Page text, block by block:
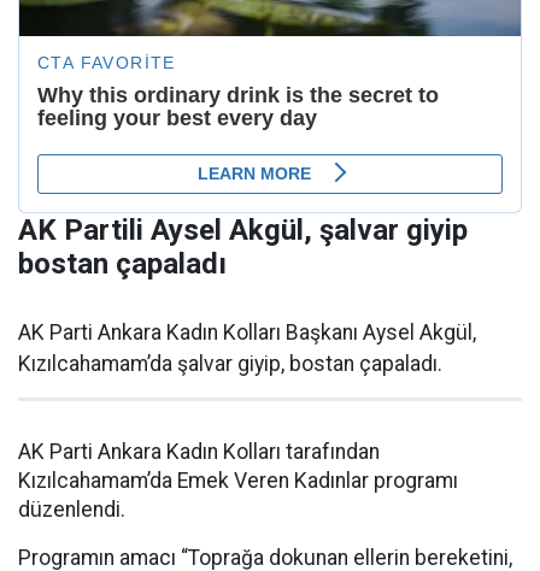
AK Partili Aysel Akgül, şalvar giyip
bostan çapaladı
AK Parti Ankara Kadın Kolları Başkanı Aysel Akgül,
Kızılcahamam’da şalvar giyip, bostan çapaladı.
AK Parti Ankara Kadın Kolları tarafından
Kızılcahamam’da Emek Veren Kadınlar programı
düzenlendi.
Programın amacı “Toprağa dokunan ellerin bereketini,